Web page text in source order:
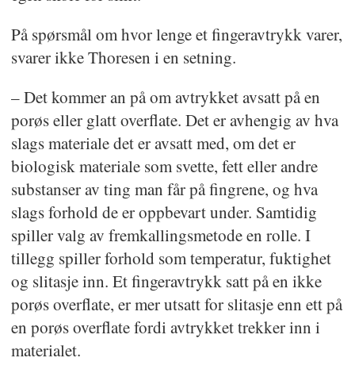
På spørsmål om hvor lenge et fingeravtrykk varer,
svarer ikke Thoresen i en setning.
– Det kommer an på om avtrykket avsatt på en
porøs eller glatt overflate. Det er avhengig av hva
slags materiale det er avsatt med, om det er
biologisk materiale som svette, fett eller andre
substanser av ting man får på fingrene, og hva
slags forhold de er oppbevart under. Samtidig
spiller valg av fremkallingsmetode en rolle. I
tillegg spiller forhold som temperatur, fuktighet
og slitasje inn. Et fingeravtrykk satt på en ikke
porøs overflate, er mer utsatt for slitasje enn ett på
en porøs overflate fordi avtrykket trekker inn i
materialet.